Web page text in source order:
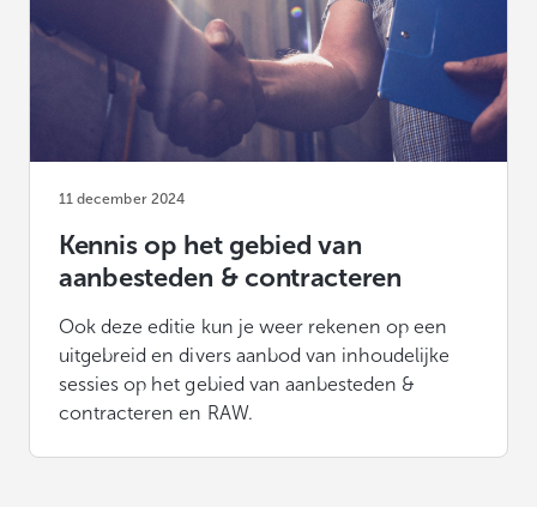
11 december 2024
Kennis op het gebied van
aanbesteden & contracteren
Ook deze editie kun je weer rekenen op een
uitgebreid en divers aanbod van inhoudelijke
sessies op het gebied van aanbesteden &
contracteren en RAW.